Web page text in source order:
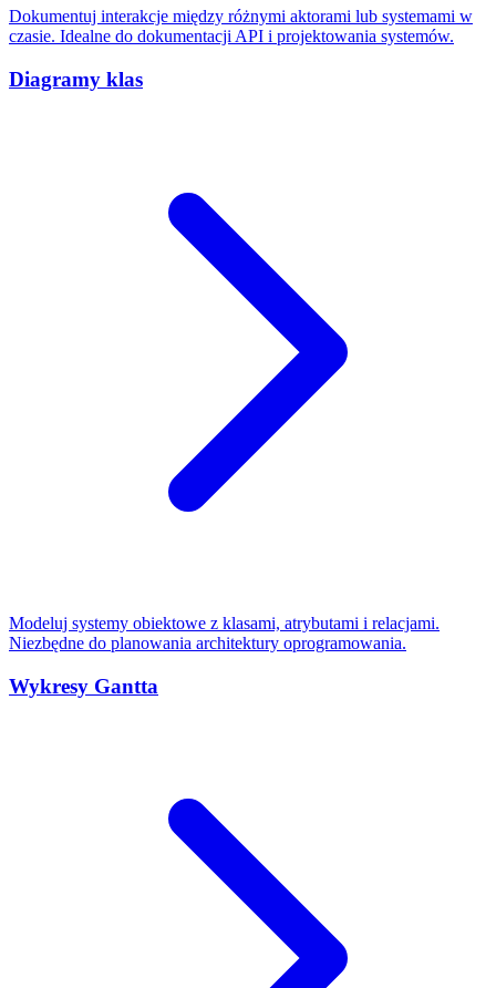
Dokumentuj interakcje między różnymi aktorami lub systemami w
czasie. Idealne do dokumentacji API i projektowania systemów.
Diagramy klas
Modeluj systemy obiektowe z klasami, atrybutami i relacjami.
Niezbędne do planowania architektury oprogramowania.
Wykresy Gantta